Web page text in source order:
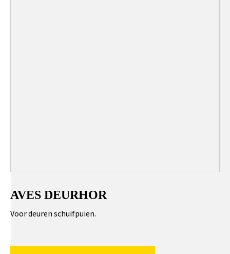
AVES DEURHOR
Voor deuren schuifpuien.